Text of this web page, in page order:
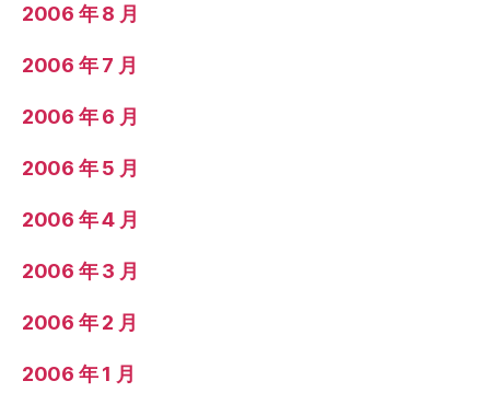
2006 年 8 月
2006 年 7 月
2006 年 6 月
2006 年 5 月
2006 年 4 月
2006 年 3 月
2006 年 2 月
2006 年 1 月